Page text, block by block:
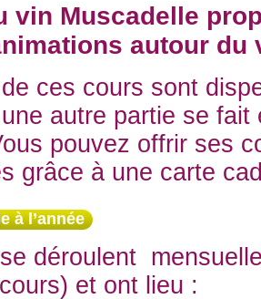
vin Muscadelle
autour du
ces cours sont
autre partie se fait
pouvez offrir ses
grâce à une carte
à l’année
déroulent
et ont lieu :